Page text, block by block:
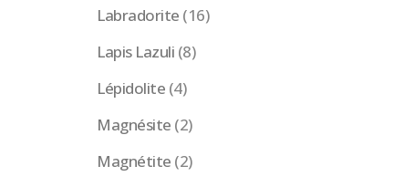
Labradorite (16)
Lapis Lazuli (8)
Lépidolite (4)
Magnésite (2)
Magnétite (2)